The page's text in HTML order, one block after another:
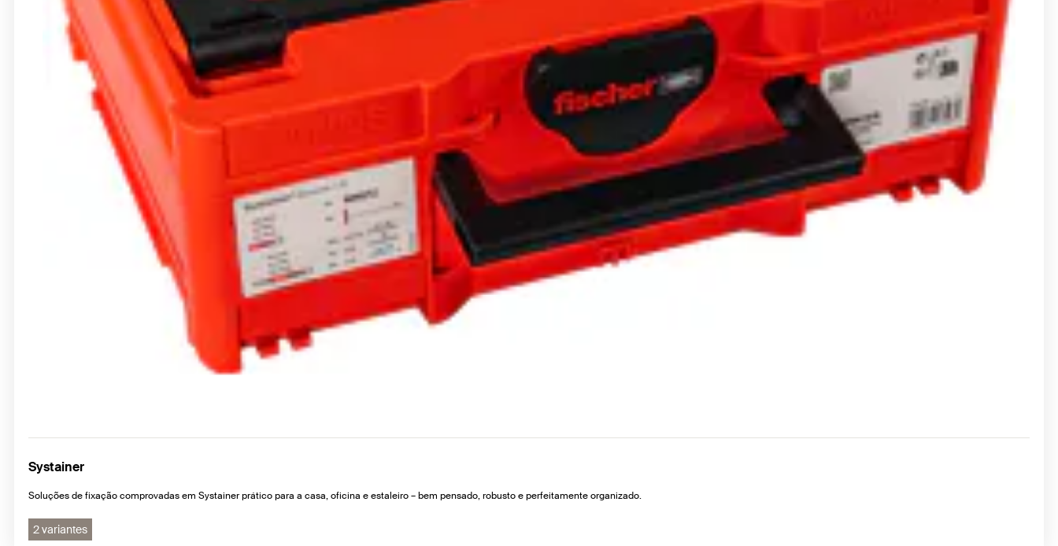
Systainer
Soluções de fixação comprovadas em Systainer prático para a casa, oficina e estaleiro – bem pensado, robusto e perfeitamente organizado.
2 variantes